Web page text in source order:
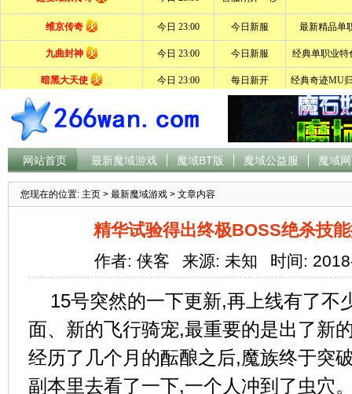
网站首页 最新魔域游戏 魔域BT版 魔域公益服 魔域
您现在的位置: 主页 > 最新魔域游戏 > 文章内容
精华试验得出终极BOSS绝杀技
作者: 侠客 来源: 未知 时间:
15号突然的一下更新,再上线有了不
面、新的飞行骑宠,最重要的是出了新
经历了几个月的酝酿之后,魔族终于突
副本里去看了一下,一个人冲到了虫穴